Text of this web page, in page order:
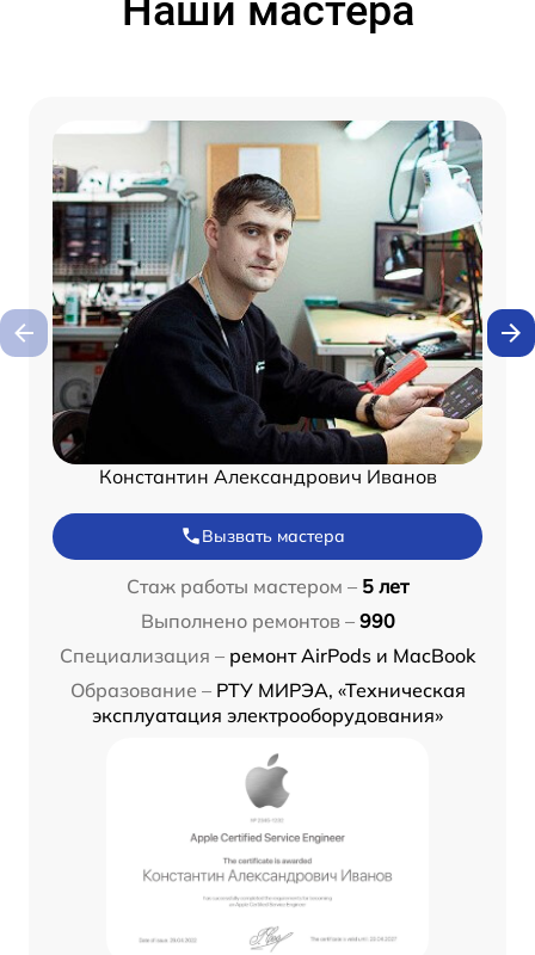
Наши мастера
Константин Александрович Иванов
Вызвать мастера
Стаж работы мастером – 5 лет
Выполнено ремонтов – 990
Специализация – ремонт AirPods и MacBook
Образование – РТУ МИРЭА, «Техническая
эксплуатация электрооборудования»